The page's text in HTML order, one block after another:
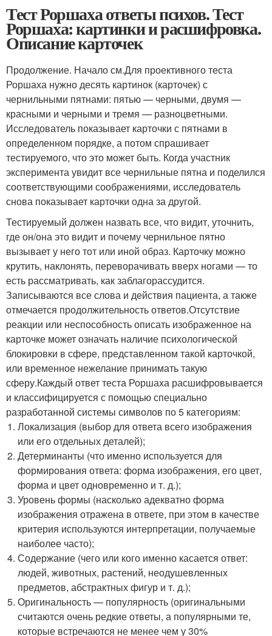
Тест Роршаха ответы психов. Тест
Роршаха: картинки и расшифровка.
Описание карточек
Продолжение. Начало см.Для проективного теста
Роршаха нужно десять картинок (карточек) с
чернильными пятнами: пятью — черными, двумя —
красными и черными и тремя — разноцветными.
Исследователь показывает карточки с пятнами в
определенном порядке, а потом спрашивает
тестируемого, что это может быть. Когда участник
эксперимента увидит все чернильные пятна и поделился
соответствующими соображениями, исследователь
снова показывает карточки одна за другой.
Тестируемый должен назвать все, что видит, уточнить,
где он/она это видит и почему чернильное пятно
вызывает у него тот или иной образ. Карточку можно
крутить, наклонять, переворачивать вверх ногами — то
есть рассматривать, как заблагорассудится.
Записываются все слова и действия пациента, а также
отмечается продолжительность ответов.Отсутствие
реакции или неспособность описать изображенное на
карточке может означать наличие психологической
блокировки в сфере, представленном такой карточкой,
или временное нежелание принимать такую
сферу.Каждый ответ теста Роршаха расшифровывается
и классифицируется с помощью специально
разработанной системы символов по 5 категориям:
Локализация (выбор для ответа всего изображения
или его отдельных деталей);
Детерминанты (что именно используется для
формирования ответа: форма изображения, его цвет,
форма и цвет одновременно и т. д.);
Уровень формы (насколько адекватно форма
изображения отражена в ответе, при этом в качестве
критерия используются интерпретации, получаемые
наиболее часто);
Содержание (чего или кого именно касается ответ:
людей, животных, растений, неодушевленных
предметов, абстрактных фигур и т. д.);
Оригинальность — популярность (оригинальными
считаются очень редкие ответы, а популярными те,
которые встречаются не менее чем у 30%